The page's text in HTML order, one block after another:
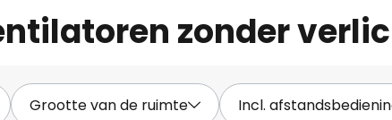
zonder
Grootte van de ruimte Incl.